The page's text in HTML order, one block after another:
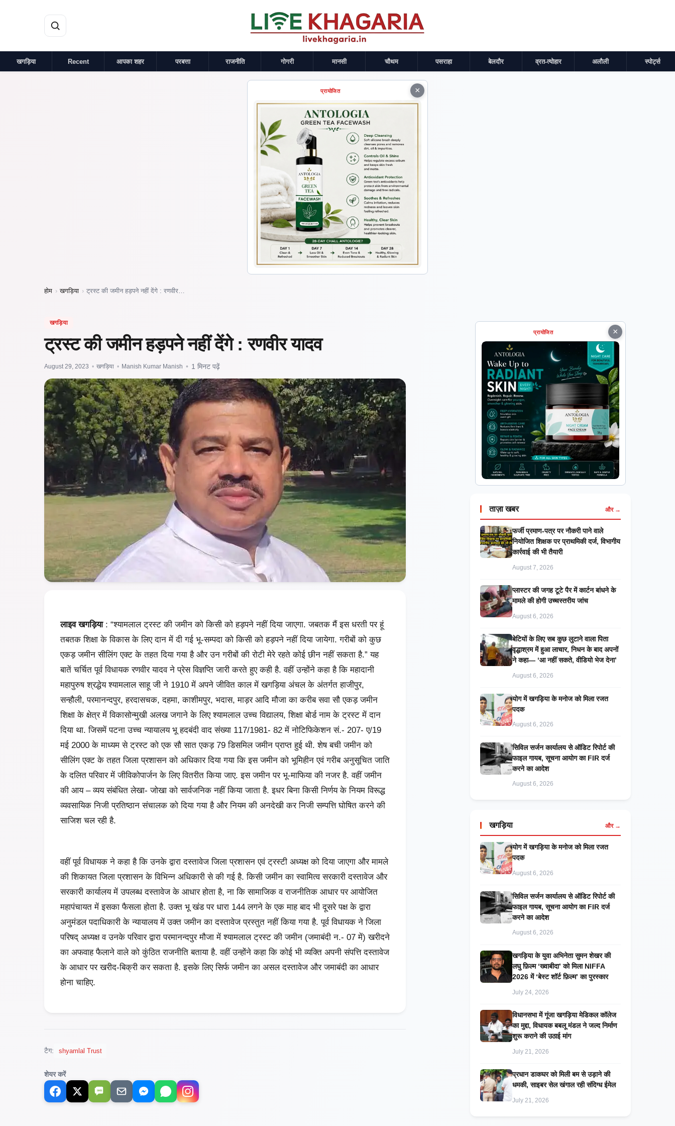
खगड़िया Recent आपका शहर परबत्ता राजनीति गोगरी मानसी चौथम पसराहा बेलदौर व्रत-त्योहार अलौली स्पोर्ट्स
×
प्रायोजित
होम › खगड़िया › ट्रस्ट की जमीन हड़पने नहीं देंगे : रणवीर…
खगड़िया
ट्रस्ट की जमीन हड़पने नहीं देंगे : रणवीर यादव
August 29, 2023 • खगड़िया • Manish Kumar Manish • 1 मिनट पढ़ें
लाइव खगड़िया: “श्यामलाल ट्रस्ट की जमीन को किसी को हड़पने नहीं दिया जाएगा. जबतक मैं इस धरती पर हूं
तबतक शिक्षा के विकास के लिए दान में दी गई भू-सम्पदा को किसी को हड़पने नहीं दिया जायेगा. गरीबों को कुछ
एकड़ जमीन सीलिंग एक्ट के तहत दिया गया है और उन गरीबों की रोटी मेरे रहते कोई छीन नहीं सकता है.” यह
बातें चर्चित पूर्व विधायक रणवीर यादव ने प्रेस विज्ञप्ति जारी करते हुए कही है. वहीं उन्होंने कहा है कि महादानी
महापुरुष श्रद्धेय श्यामलाल साहू जी ने 1910 में अपने जीवित काल में खगड़िया अंचल के अंतर्गत हाजीपुर,
सन्हौली, परमानन्दपुर, हरदासचक, दहमा, काशीमपुर, भदास, माड़र आदि मौजा का करीब सवा सौ एकड़ जमीन
शिक्षा के क्षेत्र में विकासोन्मुखी अलख जगाने के लिए श्यामलाल उच्च विद्यालय, शिक्षा बोर्ड नाम के ट्रस्ट में दान
दिया था. जिसमें पटना उच्च न्यायालय भू हदबंदी वाद संख्या 117/1981- 82 में नोटिफिकेशन सं.- 207- ए/19
मई 2000 के माध्यम से ट्रस्ट को एक सौ सात एकड़ 79 डिसमिल जमीन प्राप्त हुई थी. शेष बची जमीन को
सीलिंग एक्ट के तहत जिला प्रशासन को अधिकार दिया गया कि इस जमीन को भूमिहीन एवं गरीब अनुसूचित जाति
के दलित परिवार में जीविकोपार्जन के लिए वितरीत किया जाए. इस जमीन पर भू-माफिया की नजर है. वहीं जमीन
की आय – व्यय संबंधित लेखा- जोखा को सार्वजनिक नहीं किया जाता है. इधर बिना किसी निर्णय के नियम विरूद्ध
व्यवसायिक निजी प्रतिष्ठान संचालक को दिया गया है और नियम की अनदेखी कर निजी सम्पत्ति घोषित करने की
साजिश चल रही है.
वहीं पूर्व विधायक ने कहा है कि उनके द्वारा दस्तावेज जिला प्रशासन एवं ट्रस्टी अध्यक्ष को दिया जाएगा और मामले
की शिकायत जिला प्रशासन के विभिन्न अधिकारी से की गई है. किसी जमीन का स्वामित्व सरकारी दस्तावेज और
सरकारी कार्यालय में उपलब्ध दस्तावेज के आधार होता है, ना कि सामाजिक व राजनीतिक आधार पर आयोजित
महापंचायत में इसका फैसला होता है. उक्त भू खंड पर धारा 144 लगने के एक माह बाद भी दूसरे पक्ष के द्वारा
अनुमंडल पदाधिकारी के न्यायालय में उक्त जमीन का दस्तावेज प्रस्तुत नहीं किया गया है. पूर्व विधायक ने जिला
परिषद् अध्यक्ष व उनके परिवार द्वारा परमानन्दपुर मौजा में श्यामलाल ट्रस्ट की जमीन (जमाबंदी न.- 07 में) खरीदने
का अफवाह फैलाने वाले को कुंठित राजनीति बताया है. वहीं उन्होंने कहा कि कोई भी व्यक्ति अपनी संपत्ति दस्तावेज
के आधार पर खरीद-बिक्री कर सकता है. इसके लिए सिर्फ जमीन का असल दस्तावेज और जमाबंदी का आधार
होना चाहिए.
टैग: shyamlal Trust
शेयर करें
SMS
×
प्रायोजित
ताज़ा खबर और →
फर्जी प्रमाण-पत्र पर नौकरी पाने वाले
नियोजित शिक्षक पर प्राथमिकी दर्ज, विभागीय
कार्रवाई की भी तैयारी
August 7, 2026
प्लास्टर की जगह टूटे पैर में कार्टन बांधने के
मामले की होगी उच्चस्तरीय जांच
August 6, 2026
बेटियों के लिए सब कुछ लुटाने वाला पिता
वृद्धाश्रम में हुआ लाचार, निधन के बाद अपनों
ने कहा— ‘आ नहीं सकते, वीडियो भेज देना’
August 6, 2026
​योग में खगड़िया के मनोज को मिला रजत
पदक
August 6, 2026
सिविल सर्जन कार्यालय से ऑडिट रिपोर्ट की
फाइल गायब, सूचना आयोग का FIR दर्ज
करने का आदेश
August 6, 2026
खगड़िया और →
​योग में खगड़िया के मनोज को मिला रजत
पदक
August 6, 2026
सिविल सर्जन कार्यालय से ऑडिट रिपोर्ट की
फाइल गायब, सूचना आयोग का FIR दर्ज
करने का आदेश
August 6, 2026
खगड़िया के युवा अभिनेता सुमन शेखर की
लघु फ़िल्म ‘ख्वाबीदा’ को मिला NIFFA
2026 में ‘बेस्ट शॉर्ट फ़िल्म’ का पुरस्कार
July 24, 2026
विधानसभा में गूंजा खगड़िया मेडिकल कॉलेज
का मुद्दा, विधायक बबलू मंडल ने जल्द निर्माण
शुरू कराने की उठाई मांग
July 21, 2026
प्रधान डाकघर को मिली बम से उड़ाने की
धमकी, साइबर सेल खंगाल रही संदिग्ध ईमेल
July 21, 2026